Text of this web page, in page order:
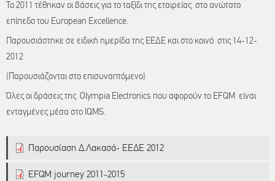
Το 2011 τέθηκαν οι βάσεις για το ταξίδι της εταιρείας στο ανώτατο
επίπεδο του European Excellence.
Παρουσιάστηκε σε ειδική ημερίδα της ΕΕΔΕ και στο κοινό στις 14-12-
2012
(Παρουσιάζονται στο επισυναπτόμενο)
Όλες οι δράσεις της Olympia Electronics που αφορούν το ΕFQM είναι
ενταγμένες μέσα στο ΙQMS.
Παρουσίαση Δ.Λακασά- ΕΕΔΕ 2012
EFQM journey 2011-2015